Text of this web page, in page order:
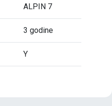
ALPIN 7
3 godine
Y